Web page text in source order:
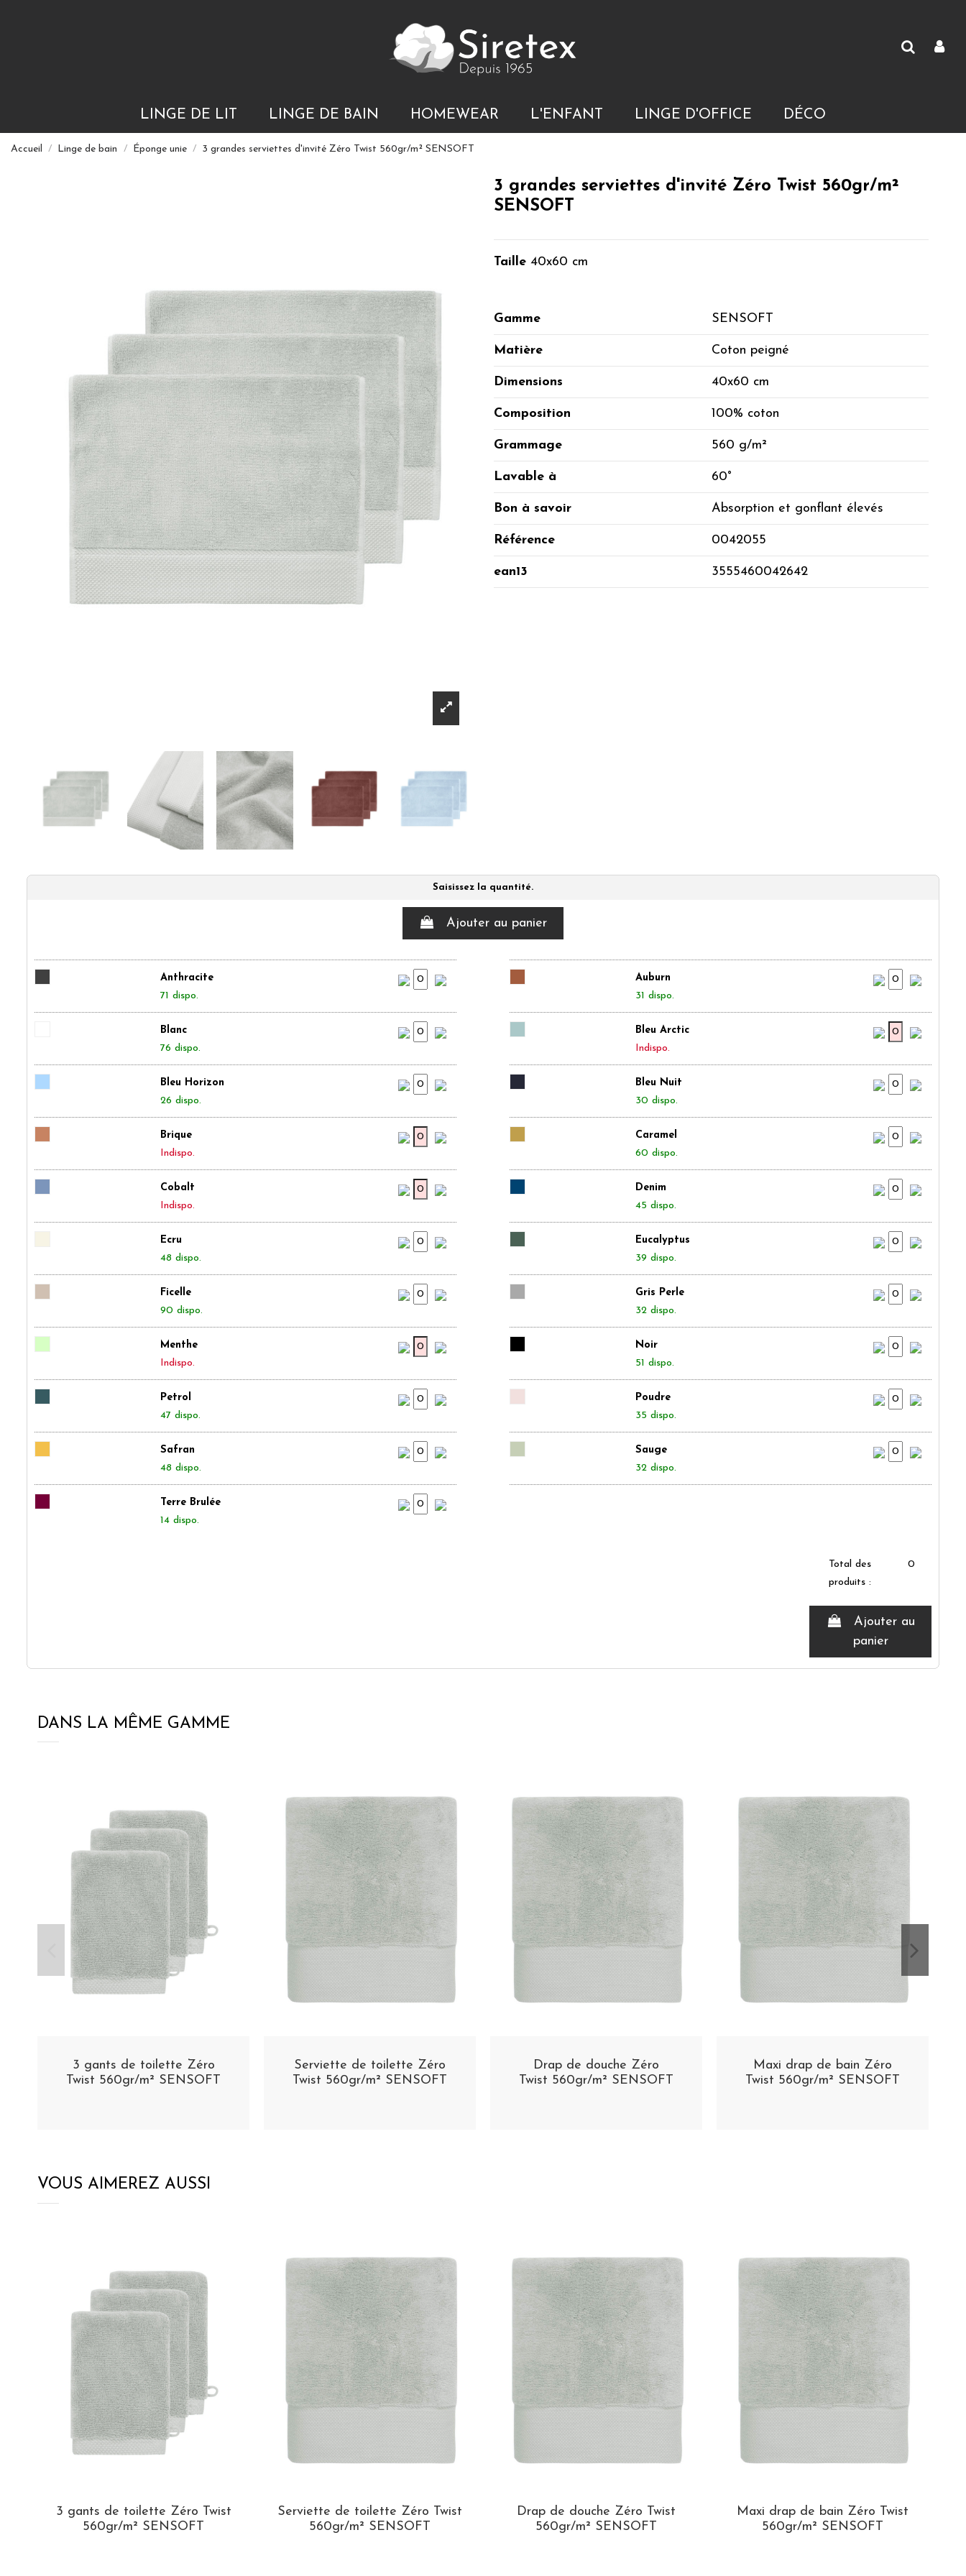
LINGE DE LIT LINGE DE BAIN HOMEWEAR L'ENFANT LINGE D'OFFICE DÉCO
Accueil Linge de bain Éponge unie 3 grandes serviettes d'invité Zéro Twist 560gr/m² SENSOFT
3 grandes serviettes d'invité Zéro Twist 560gr/m²
SENSOFT
Taille 40x60 cm
Gamme SENSOFT
Matière Coton peigné
Dimensions 40x60 cm
Composition 100% coton
Grammage 560 g/m²
Lavable à 60°
Bon à savoir Absorption et gonflant élevés
Référence 0042055
ean13 3555460042642
Saisissez la quantité.
Ajouter au panier
Anthracite
71 dispo.
Auburn
31 dispo.
Blanc
76 dispo.
Bleu Arctic
Indispo.
Bleu Horizon
26 dispo.
Bleu Nuit
30 dispo.
Brique
Indispo.
Caramel
60 dispo.
Cobalt
Indispo.
Denim
45 dispo.
Ecru
48 dispo.
Eucalyptus
39 dispo.
Ficelle
90 dispo.
Gris Perle
32 dispo.
Menthe
Indispo.
Noir
51 dispo.
Petrol
47 dispo.
Poudre
35 dispo.
Safran
48 dispo.
Sauge
32 dispo.
Terre Brulée
14 dispo.
Total des
produits :
0
Ajouter au
panier
DANS LA MÊME GAMME
3 gants de toilette Zéro
Twist 560gr/m² SENSOFT
Serviette de toilette Zéro
Twist 560gr/m² SENSOFT
Drap de douche Zéro
Twist 560gr/m² SENSOFT
Maxi drap de bain Zéro
Twist 560gr/m² SENSOFT
VOUS AIMEREZ AUSSI
3 gants de toilette Zéro Twist
560gr/m² SENSOFT
Serviette de toilette Zéro Twist
560gr/m² SENSOFT
Drap de douche Zéro Twist
560gr/m² SENSOFT
Maxi drap de bain Zéro Twist
560gr/m² SENSOFT